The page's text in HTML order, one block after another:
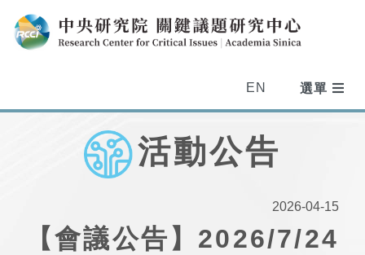
EN
活動公告
2026-04-15
【會議公告】2026/7/24